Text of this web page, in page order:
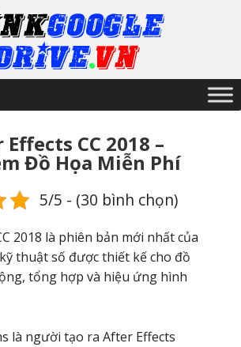
CC 2018 –
Đồ Họa Miễn Phí
5/5 - (30 bình chọn)
2018 là phiên bản mới nhất của
thuật số được thiết kế cho đồ
tổng hợp và hiệu ứng hình
là người tạo ra After Effects